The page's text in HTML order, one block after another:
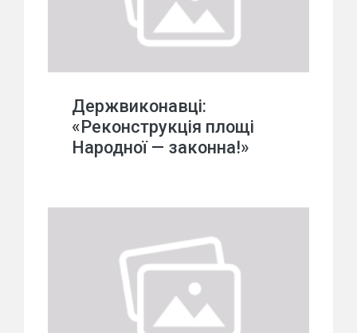
Держвиконавці:
«Реконструкція площі
Народної — законна!»